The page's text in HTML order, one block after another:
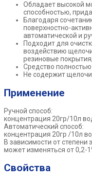
Обладает высокой
способностью,
Благодаря
поверхностно-
автоматической и
Подходит для
воздействию
резиновые
Средство
Не содержит щелочи
Применение
Ручной способ:
концентрация 20гр/10л
Автоматический способ:
концентрация 20гр /10л
В зависимости от
может изменяться от 0,2-
Свойства